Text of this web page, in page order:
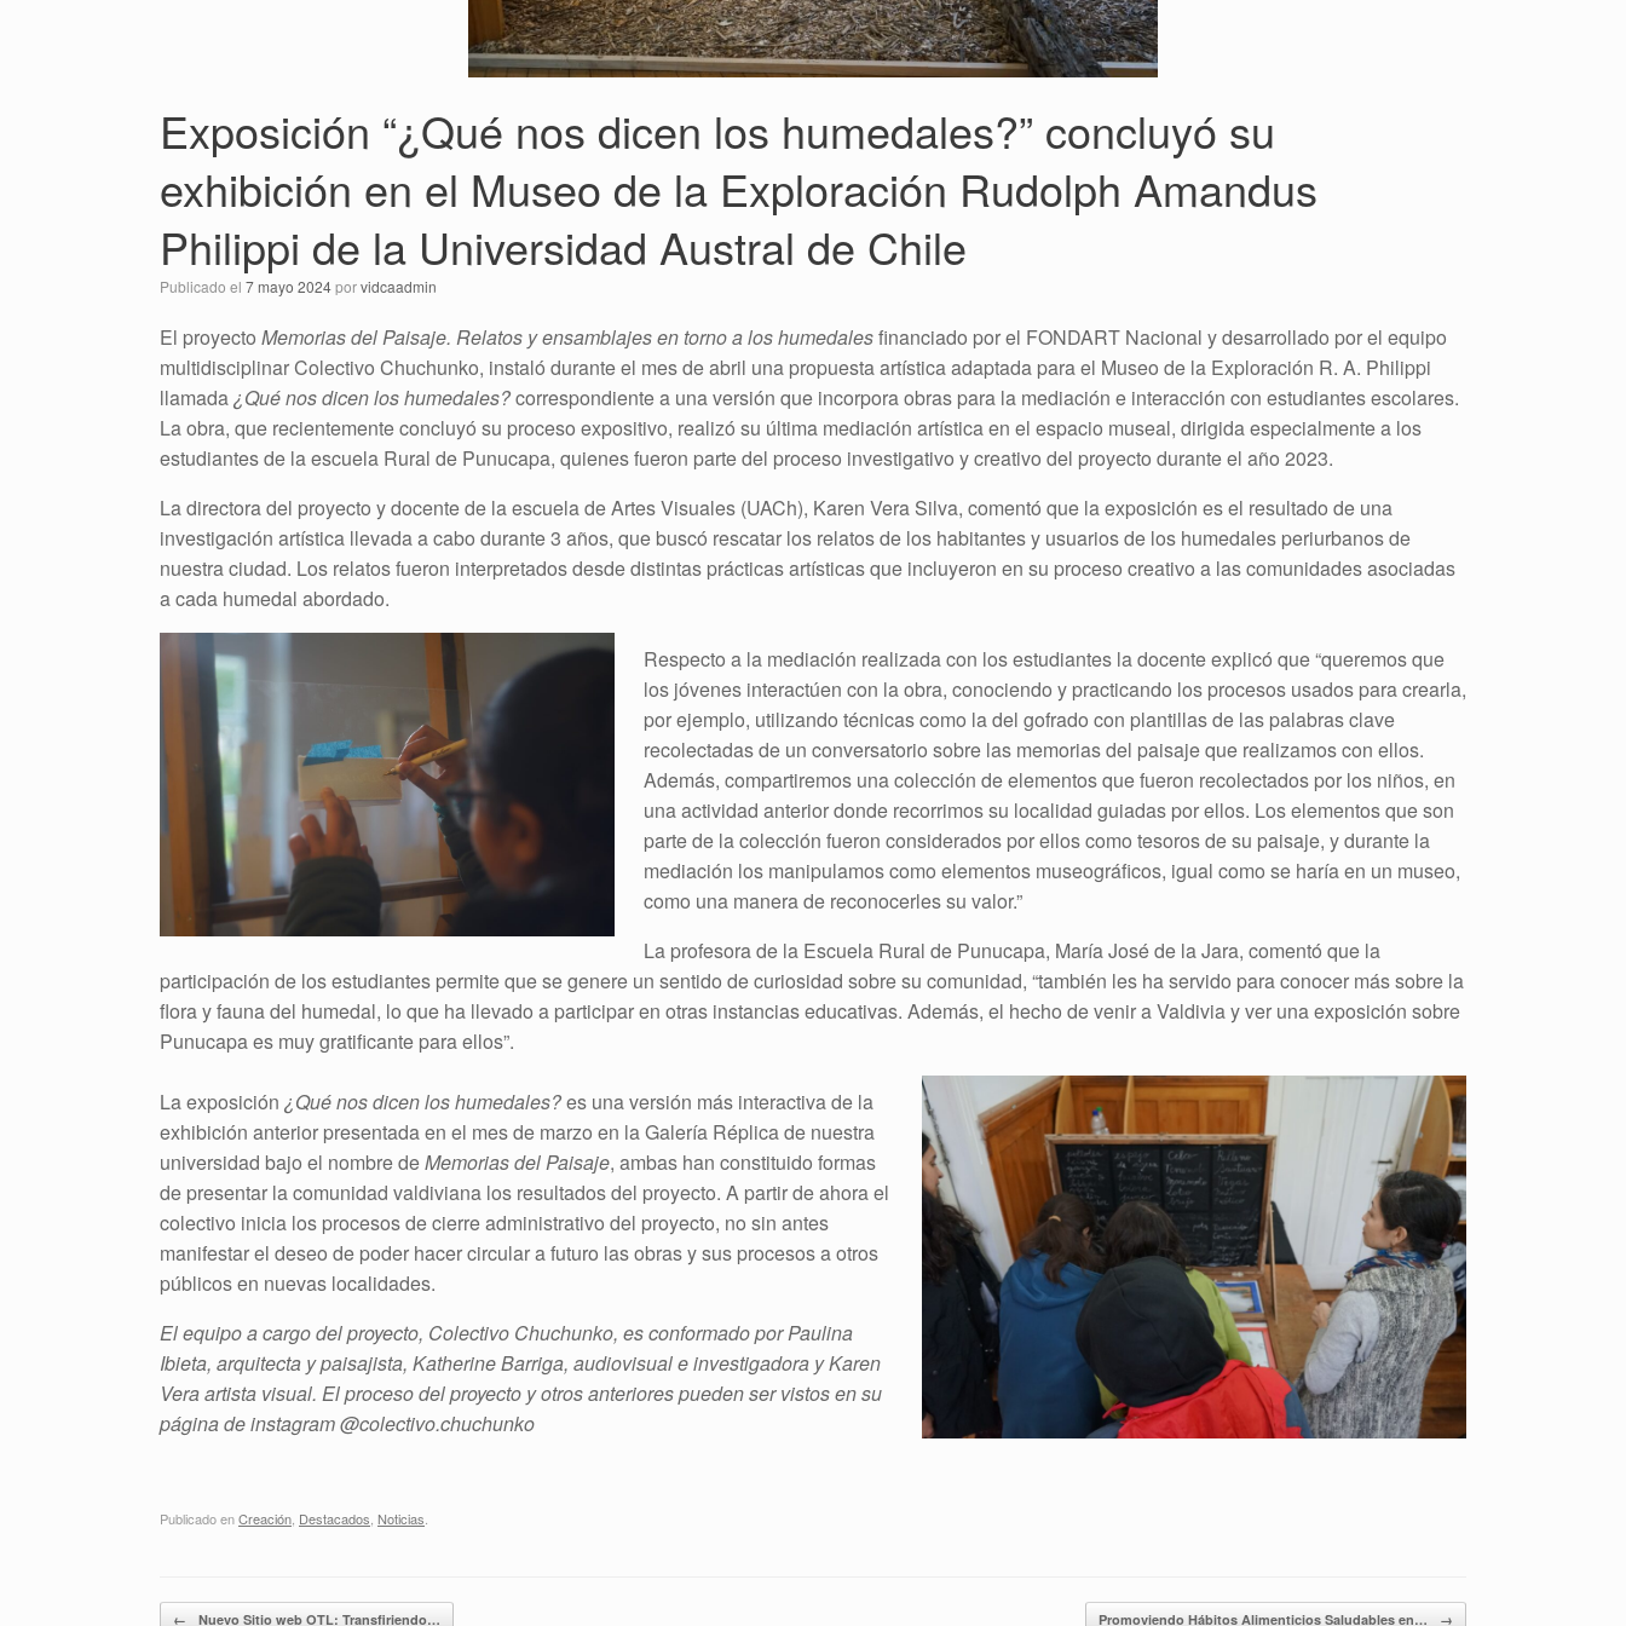
Exposición “¿Qué nos dicen los humedales?” concluyó su
exhibición en el Museo de la Exploración Rudolph Amandus
Philippi de la Universidad Austral de Chile
Publicado el 7 mayo 2024porvidcaadmin
El proyecto Memorias del Paisaje. Relatos y ensamblajes en torno a los humedalesfinanciado por el FONDART Nacional y desarrollado por el equipo
multidisciplinar Colectivo Chuchunko, instaló durante el mes de abril una propuesta artística adaptada para el Museo de la Exploración R. A. Philippi
llamada¿Qué nos dicen los humedales?correspondiente a una versión que incorpora obras para la mediación e interacción con estudiantes escolares.
La obra, que recientemente concluyó su proceso expositivo, realizó su última mediación artística en el espacio museal, dirigida especialmente a los
estudiantes de la escuela Rural de Punucapa, quienes fueron parte del proceso investigativo y creativo del proyecto durante el año 2023.
La directora del proyecto y docente de la escuela de Artes Visuales (UACh), Karen Vera Silva, comentó que la exposición es el resultado de una
investigación artística llevada a cabo durante 3 años, que buscó rescatar los relatos de los habitantes y usuarios de los humedales periurbanos de
nuestra ciudad. Los relatos fueron interpretados desde distintas prácticas artísticas que incluyeron en su proceso creativo a las comunidades asociadas
a cada humedal abordado.
Respecto a la mediación realizada con los estudiantes la docente explicó que “queremos que
los jóvenes interactúen con la obra, conociendo y practicando los procesos usados para crearla,
por ejemplo, utilizando técnicas como la del gofrado con plantillas de las palabras clave
recolectadas de un conversatorio sobre las memorias del paisaje que realizamos con ellos.
Además, compartiremos una colección de elementos que fueron recolectados por los niños, en
una actividad anterior donde recorrimos su localidad guiadas por ellos. Los elementos que son
parte de la colección fueron considerados por ellos como tesoros de su paisaje, y durante la
mediación los manipulamos como elementos museográficos, igual como se haría en un museo,
como una manera de reconocerles su valor.”
La profesora de la Escuela Rural de Punucapa, María José de la Jara, comentó que la
participación de los estudiantes permite que se genere un sentido de curiosidad sobre su comunidad, “también les ha servido para conocer más sobre la
flora y fauna del humedal, lo que ha llevado a participar en otras instancias educativas. Además, el hecho de venir a Valdivia y ver una exposición sobre
Punucapa es muy gratificante para ellos”.
La exposición ¿Qué nos dicen los humedales?es una versión más interactiva de la
exhibición anterior presentada en el mes de marzo en la Galería Réplica de nuestra
universidad bajo el nombre deMemorias del Paisaje, ambas han constituido formas
de presentar la comunidad valdiviana los resultados del proyecto. A partir de ahora el
colectivo inicia los procesos de cierre administrativo del proyecto, no sin antes
manifestar el deseo de poder hacer circular a futuro las obras y sus procesos a otros
públicos en nuevas localidades.
El equipo a cargo del proyecto, Colectivo Chuchunko, es conformado por Paulina
Ibieta, arquitecta y paisajista, Katherine Barriga, audiovisual e investigadora y Karen
Vera artista visual. El proceso del proyecto y otros anteriores pueden ser vistos en su
página de instagram @colectivo.chuchunko
Publicado enCreación Destacados Noticias
Navegador de artículos
← Nuevo Sitio web OTL: Transfiriendo… Promoviendo Hábitos Alimenticios Saludables en… →